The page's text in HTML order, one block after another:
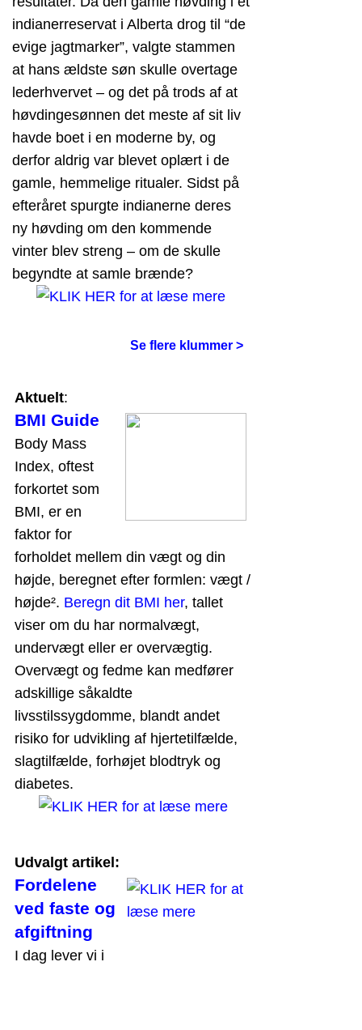
indianerreservat i Alberta drog til “de
evige jagtmarker”, valgte stammen
at hans ældste søn skulle overtage
lederhvervet – og det på trods af at
høvdingesønnen det meste af sit liv
havde boet i en moderne by, og
derfor aldrig var blevet oplært i de
gamle, hemmelige ritualer. Sidst på
efteråret spurgte indianerne deres
ny høvding om den kommende
vinter blev streng – om de skulle
begyndte at samle brænde?
Se flere klummer >
Aktuelt:
BMI Guide
Body Mass
Index, oftest
forkortet som
BMI, er en
faktor for
forholdet mellem din vægt og din
højde, beregnet efter formlen: vægt /
højde². Beregn dit BMI her, tallet
viser om du har normalvægt,
undervægt eller er overvægtig.
Overvægt og fedme kan medfører
adskillige såkaldte
livsstilssygdomme, blandt andet
risiko for udvikling af hjertetilfælde,
slagtilfælde, forhøjet blodtryk og
diabetes.
Udvalgt artikel:
Fordelene
ved faste og
afgiftning
I dag lever vi i